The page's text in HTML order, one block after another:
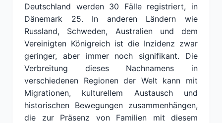
Deutschland werden 30 Fälle registriert, in
Dänemark 25. In anderen Ländern wie
Russland, Schweden, Australien und dem
Vereinigten Königreich ist die Inzidenz zwar
geringer, aber immer noch signifikant. Die
Verbreitung dieses Nachnamens in
verschiedenen Regionen der Welt kann mit
Migrationen, kulturellem Austausch und
historischen Bewegungen zusammenhängen,
die zur Präsenz von Familien mit diesem